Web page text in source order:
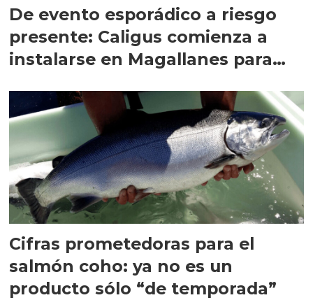
De evento esporádico a riesgo
presente: Caligus comienza a
instalarse en Magallanes para
Cifras prometedoras para el
salmón coho: ya no es un
producto sólo “de temporada”